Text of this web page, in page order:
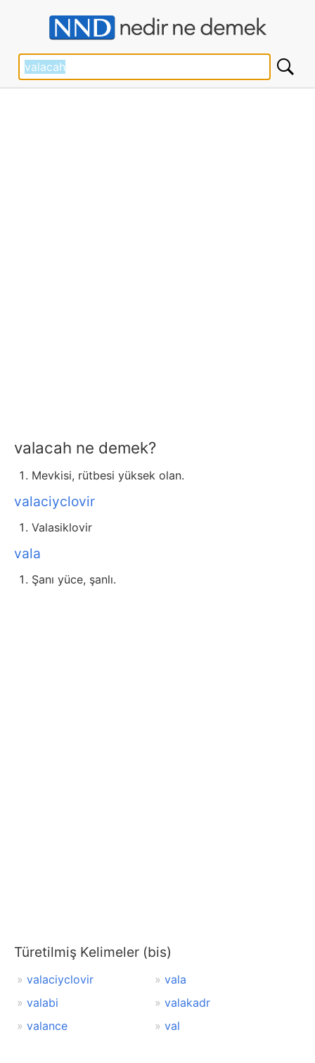
valacah ne demek?
Mevkisi, rütbesi yüksek olan.
valaciyclovir
Valasiklovir
vala
Şanı yüce, şanlı.
Türetilmiş Kelimeler (bis)
valaciyclovir
vala
valabi
valakadr
valance
val